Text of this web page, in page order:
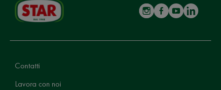
Contatti
Lavora con noi